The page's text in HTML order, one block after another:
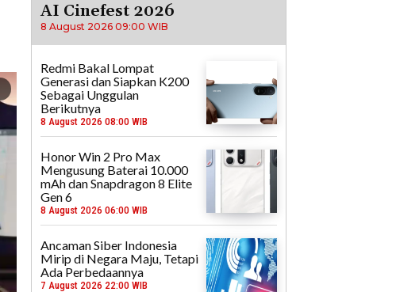
AI Cinefest 2026
8 August 2026 09:00 WIB
Redmi Bakal Lompat
Generasi dan Siapkan K200
Sebagai Unggulan
Berikutnya
8 August 2026 08:00 WIB
Honor Win 2 Pro Max
Mengusung Baterai 10.000
mAh dan Snapdragon 8 Elite
Gen 6
8 August 2026 06:00 WIB
Ancaman Siber Indonesia
Mirip di Negara Maju, Tetapi
Ada Perbedaannya
7 August 2026 22:00 WIB